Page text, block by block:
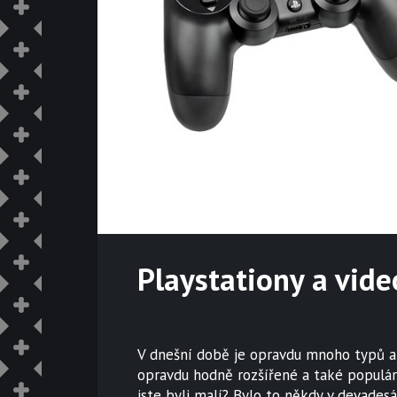
Playstationy a
V dnešní době je opravdu mnoho typů
opravdu hodně rozšířené a také